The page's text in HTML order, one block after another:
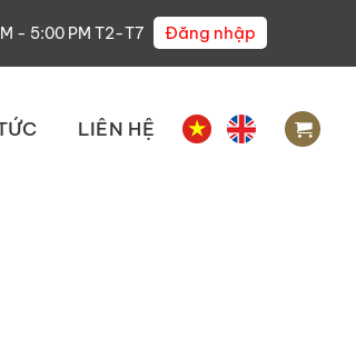
- 5:00 PM T2-T7 Đăng nhập
LIÊN HỆ